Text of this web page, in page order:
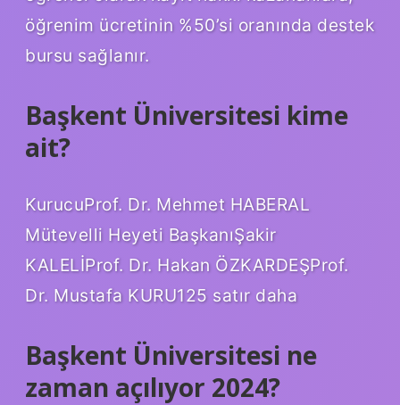
öğrenim ücretinin %50’si oranında destek
bursu sağlanır.
Başkent Üniversitesi kime
ait?
KurucuProf. Dr. Mehmet HABERAL
Mütevelli Heyeti BaşkanıŞakir
KALELİProf. Dr. Hakan ÖZKARDEŞProf.
Dr. Mustafa KURU125 satır daha
Başkent Üniversitesi ne
zaman açılıyor 2024?